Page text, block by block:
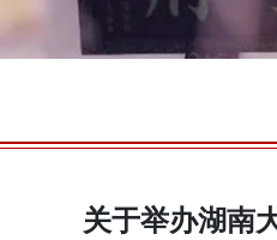
关于举办湖南